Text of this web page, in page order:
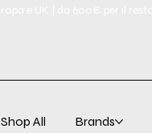
Shop All Brands